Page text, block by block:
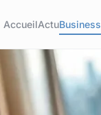
AccueilActuBusiness